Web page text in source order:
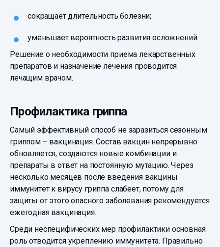
сокращает длительность болезни;
уменьшает вероятность развития осложнений.
Решение о необходимости приема лекарственных
препаратов и назначение лечения проводится
лечащим врачом.
Профилактика гриппа
Самый эффективный способ не заразиться сезонным
гриппом – вакцинация. Состав вакцин непрерывно
обновляется, создаются новые комбинации и
препараты в ответ на постоянную мутацию. Через
несколько месяцев после введения вакцины
иммунитет к вирусу гриппа слабеет, потому для
защиты от этого опасного заболевания рекомендуется
ежегодная вакцинация.
Среди неспецифических мер профилактики основная
роль отводится укреплению иммунитета. Правильно